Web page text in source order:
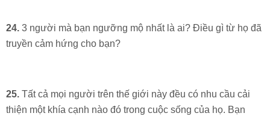
24. 3 người mà bạn ngưỡng mộ nhất là ai? Điều gì từ họ đã
truyền cảm hứng cho bạn?
25. Tất cả mọi người trên thế giới này đều có nhu cầu cải
thiện một khía cạnh nào đó trong cuộc sống của họ. Bạn